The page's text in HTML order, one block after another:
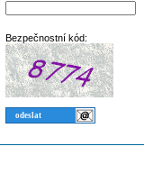
Bezpečnostní kód: